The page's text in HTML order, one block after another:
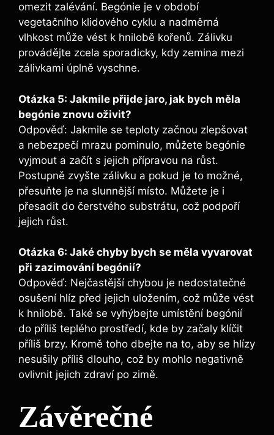
omezit zalévání. Begónie je v období
vegetačního klidového cyklu a nadměrná
vlhkost může vést k hnilobě kořenů. Zálivku
provádějte zcela sporadicky, kdy zemina mezi
zálivkami úplně vyschne.
Otázka 5: Jakmile přijde jaro, jak bych měla
begónie znovu oživit?
Odpověď: Jakmile se teploty začnou zlepšovat
a nebezpečí mrazu pominulo, můžete begónie
vyjmout a začít s jejich přípravou na růst.
Postupně zvyšte zálivku a pokud je to možné,
přesuňte je na slunnější místo. Můžete je i
přesadit do čerstvého substrátu, což podpoří
jejich růst.
Otázka 6: Jaké chyby bych se měla vyvarovat
při zazimování begónií?
Odpověď: Nejčastější chybou je nedostatečné
osušení hlíz před jejich uložením, což může vést
k hnilobě. Také se vyhýbejte umístění begónií
do příliš teplého prostředí, kde by začaly klíčit
příliš brzy. Kromě toho dbejte na to, aby se hlízy
nesušily příliš dlouho, což by mohlo negativně
ovlivnit jejich zdraví po zimě.
Závěrečné